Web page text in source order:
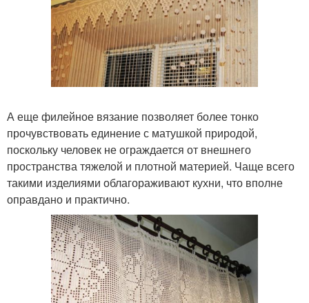
А еще филейное вязание позволяет более тонко
прочувствовать единение с матушкой природой,
поскольку человек не ограждается от внешнего
пространства тяжелой и плотной материей. Чаще всего
такими изделиями облагораживают кухни, что вполне
оправдано и практично.